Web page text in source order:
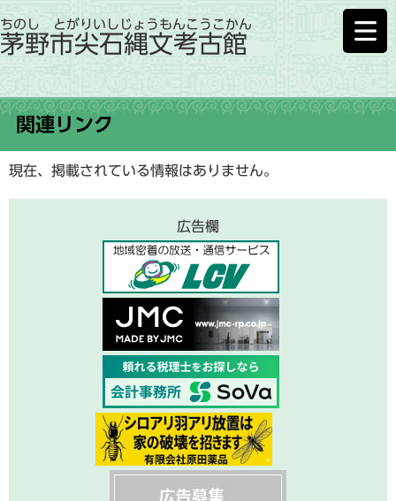
茅野市尖石縄文考古館
ちのし とがりいしじょうもんこうこかん
関連リンク
現在、掲載されている情報はありません。
広告欄